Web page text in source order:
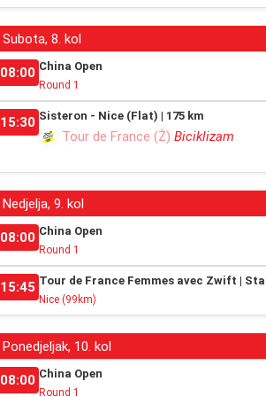
Subota, 8. kol
08:00 China Open
Round 1
15:30 Sisteron - Nice (Flat) | 175 km
Tour de France (Ž) Biciklizam
Nedjelja, 9. kol
08:00 China Open
Round 1
15:45 Tour de France Femmes avec Zwift |
Nice (99km)
Ponedjeljak, 10. kol
08:00 China Open
Round 1